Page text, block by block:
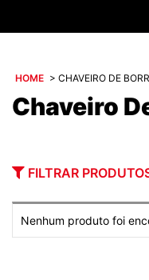
HOME > CHAVEIRO DE
Chaveiro
FILTRAR
Nenhum produto foi